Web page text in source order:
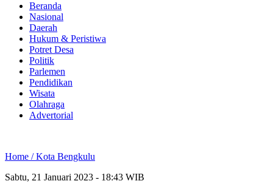
Beranda
Nasional
Daerah
Hukum & Peristiwa
Potret Desa
Politik
Parlemen
Pendidikan
Wisata
Olahraga
Advertorial
Home /Kota Bengkulu
Sabtu, 21 Januari 2023 - 18:43 WIB